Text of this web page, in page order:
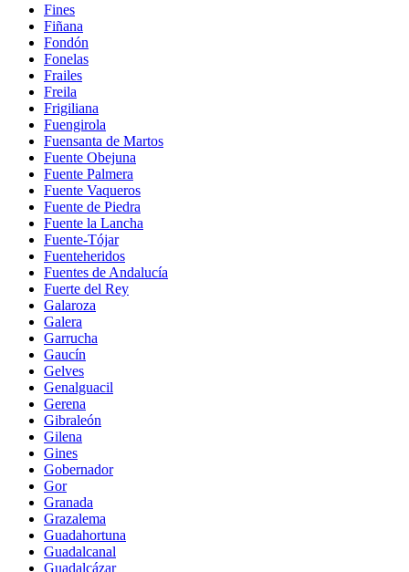
Fines
Fiñana
Fondón
Fonelas
Frailes
Freila
Frigiliana
Fuengirola
Fuensanta de Martos
Fuente Obejuna
Fuente Palmera
Fuente Vaqueros
Fuente de Piedra
Fuente la Lancha
Fuente-Tójar
Fuenteheridos
Fuentes de Andalucía
Fuerte del Rey
Galaroza
Galera
Garrucha
Gaucín
Gelves
Genalguacil
Gerena
Gibraleón
Gilena
Gines
Gobernador
Gor
Granada
Grazalema
Guadahortuna
Guadalcanal
Guadalcázar